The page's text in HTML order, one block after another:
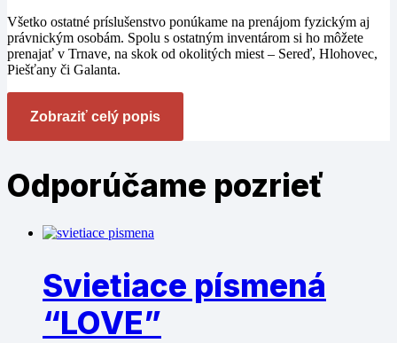
Všetko ostatné príslušenstvo ponúkame na prenájom fyzickým aj
právnickým osobám. Spolu s ostatným inventárom si ho môžete
prenajať v Trnave, na skok od okolitých miest – Sereď, Hlohovec,
Piešťany či Galanta.
Zobraziť celý popis
Odporúčame pozrieť
Svietiace písmená
“LOVE”